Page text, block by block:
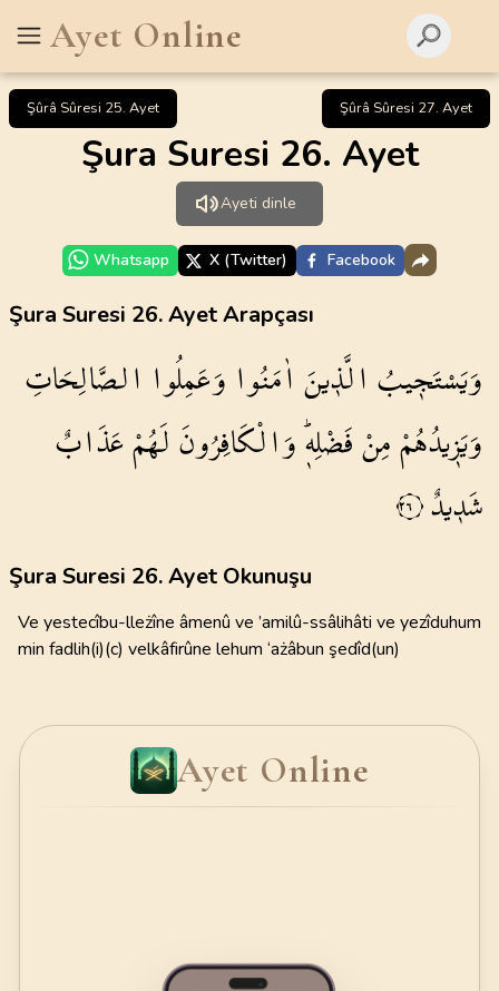
Ayet Online
Şûrâ Sûresi 25. Ayet Şûrâ Sûresi 27. Ayet
Şura Suresi 26. Ayet
Ayeti dinle
Whatsapp X (Twitter) Facebook
Şura Suresi 26. Ayet Arapçası
وَيَسْتَج۪يبُالَّذ۪ينَاٰمَنُوا وَعَمِلُوا الصَّالِحَاتِ
وَيَز۪يدُهُمْمِنْفَضْلِه۪ۜوَالْكَافِرُونَلَهُمْعَذَابٌ
شَد۪يدٌ ٢٦
Şura Suresi 26. Ayet Okunuşu
Ve yestecîbu-lleżîne âmenû ve ’amilû-ssâlihâti ve yezîduhum
min fadlih(i)(c) velkâfirûne lehum ‘ażâbun şedîd(un)
Ayet Online